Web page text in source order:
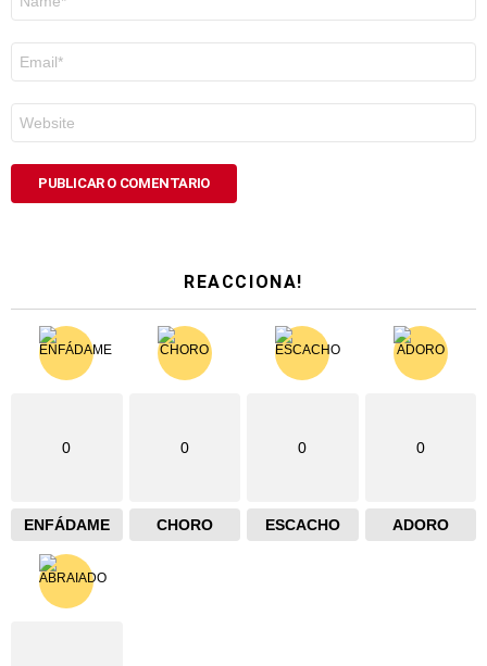
electrónico
*
REACCIONA!
0
ENFÁDAME
0
CHORO
0
ESCACHO
0
ADORO